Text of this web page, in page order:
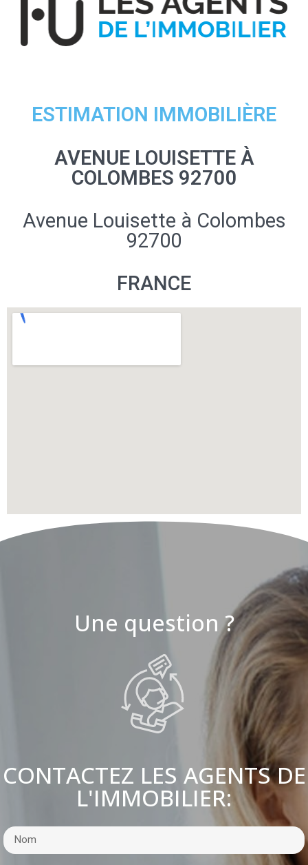
ESTIMATION IMMOBILIÈRE
AVENUE LOUISETTE À
COLOMBES 92700
Avenue Louisette à Colombes
92700
FRANCE
Une question ?
CONTACTEZ LES AGENTS DE
L'IMMOBILIER: